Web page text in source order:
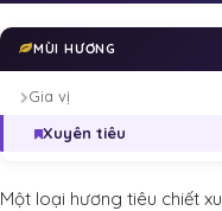
MÙI HƯƠNG
Gia vị
Xuyên tiêu
Một loại hương tiêu chiết